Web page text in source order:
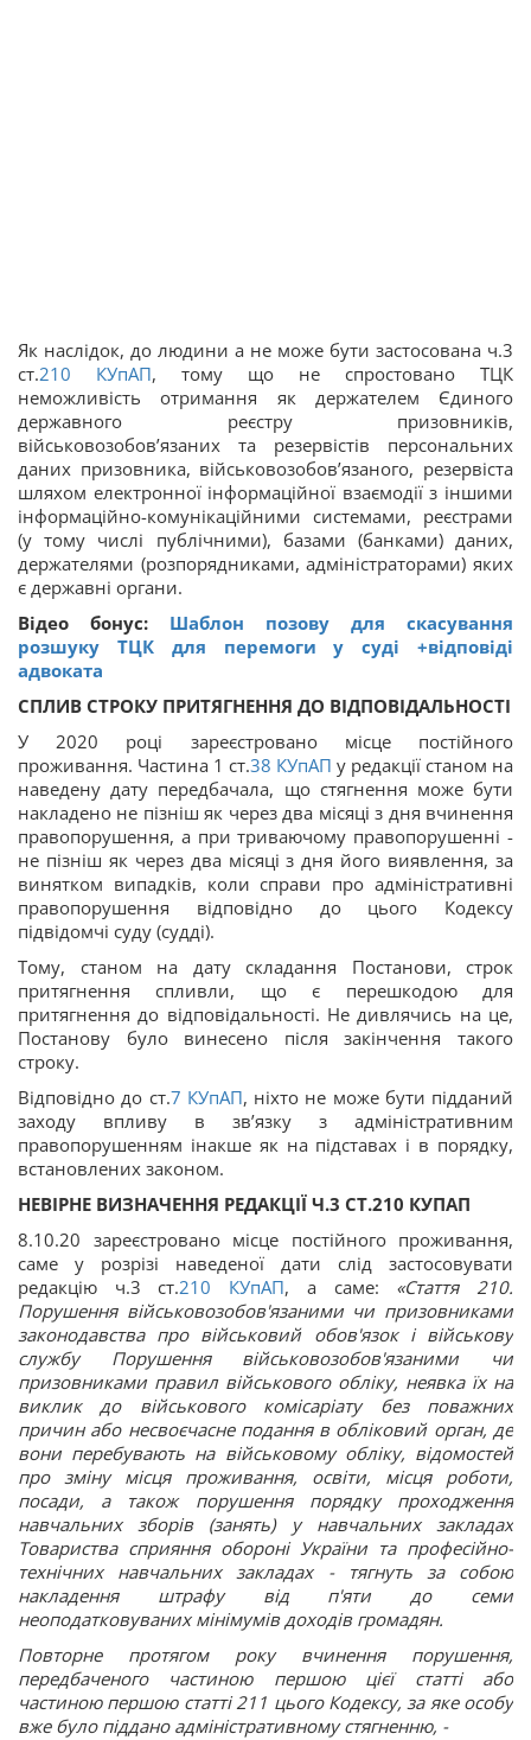
Як наслідок, до людини а не може бути застосована ч.3
ст.210 КУпАП, тому що не спростовано ТЦК
неможливість отримання як держателем Єдиного
державного реєстру призовників,
військовозобов’язаних та резервістів персональних
даних призовника, військовозобов’язаного, резервіста
шляхом електронної інформаційної взаємодії з іншими
інформаційно-комунікаційними системами, реєстрами
(у тому числі публічними), базами (банками) даних,
держателями (розпорядниками, адміністраторами) яких
є державні органи.
Відео бонус: Шаблон позову для скасування
розшуку ТЦК для перемоги у суді +відповіді
адвоката
СПЛИВ СТРОКУ ПРИТЯГНЕННЯ ДО ВІДПОВІДАЛЬНОСТІ
У 2020 році зареєстровано місце постійного
проживання. Частина 1 ст.38 КУпАП у редакції станом на
наведену дату передбачала, що стягнення може бути
накладено не пізніш як через два місяці з дня вчинення
правопорушення, а при триваючому правопорушенні -
не пізніш як через два місяці з дня його виявлення, за
винятком випадків, коли справи про адміністративні
правопорушення відповідно до цього Кодексу
підвідомчі суду (судді).
Тому, станом на дату складання Постанови, строк
притягнення спливли, що є перешкодою для
притягнення до відповідальності. Не дивлячись на це,
Постанову було винесено після закінчення такого
строку.
Відповідно до ст.7 КУпАП, ніхто не може бути підданий
заходу впливу в зв’язку з адміністративним
правопорушенням інакше як на підставах і в порядку,
встановлених законом.
НЕВІРНЕ ВИЗНАЧЕННЯ РЕДАКЦІЇ Ч.3 СТ.210 КУПАП
8.10.20 зареєстровано місце постійного проживання,
саме у розрізі наведеної дати слід застосовувати
редакцію ч.3 ст.210 КУпАП, а саме: «Стаття 210.
Порушення військовозобов'язаними чи призовниками
законодавства про військовий обов'язок і військову
службу Порушення військовозобов'язаними чи
призовниками правил військового обліку, неявка їх на
виклик до військового комісаріату без поважних
причин або несвоєчасне подання в обліковий орган, де
вони перебувають на військовому обліку, відомостей
про зміну місця проживання, освіти, місця роботи,
посади, а також порушення порядку проходження
навчальних зборів (занять) у навчальних закладах
Товариства сприяння обороні України та професійно-
технічних навчальних закладах - тягнуть за собою
накладення штрафу від п'яти до семи
неоподатковуваних мінімумів доходів громадян.
Повторне протягом року вчинення порушення,
передбаченого частиною першою цієї статті або
частиною першою статті 211 цього Кодексу, за яке особу
вже було піддано адміністративному стягненню, -